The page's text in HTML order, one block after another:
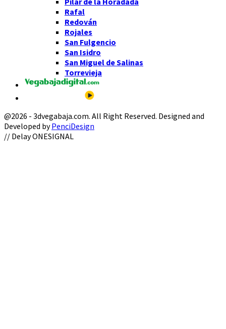
Rafal
Redován
Rojales
San Fulgencio
San Isidro
San Miguel de Salinas
Torrevieja
@2026 - 3dvegabaja.com. All Right Reserved. Designed and
Developed byPenciDesign
Facebook
Twitter
Instagram
Youtube
Email
// Delay ONESIGNAL